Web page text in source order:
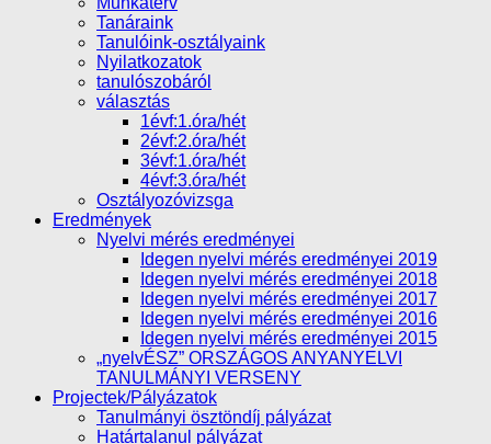
Tanáraink
Tanulóink-osztályaink
Nyilatkozatok
tanulószobáról
választás
1évf:1.óra/hét
2évf:2.óra/hét
3évf:1.óra/hét
4évf:3.óra/hét
Osztályozóvizsga
Eredmények
Nyelvi mérés eredményei
Idegen nyelvi mérés eredményei 2019
Idegen nyelvi mérés eredményei 2018
Idegen nyelvi mérés eredményei 2017
Idegen nyelvi mérés eredményei 2016
Idegen nyelvi mérés eredményei 2015
„nyelvÉSZ” ORSZÁGOS ANYANYELVI
TANULMÁNYI VERSENY
Projectek/Pályázatok
Tanulmányi ösztöndíj pályázat
Határtalanul pályázat